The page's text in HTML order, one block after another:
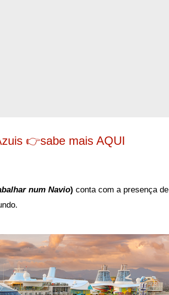
👉sabe mais AQUI
num Navio) conta com a presença de